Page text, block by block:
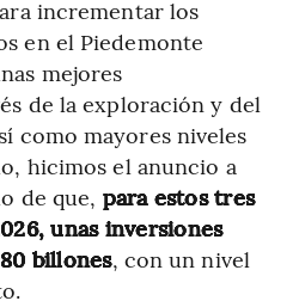
incrementar los
en el Piedemonte
mejores
de la exploración y del
como mayores niveles
hicimos el anuncio a
de que, para estos tres
unas inversiones
billones, con un nivel